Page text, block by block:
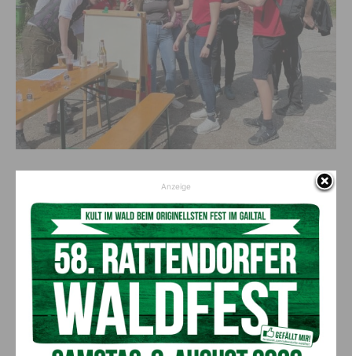
Vorheriger Artikel
Bundesbäuerinnen tagten in
Kärnten
Nächster Artikel
Gratulation zum 100er
AKTUELLES
Anzeige